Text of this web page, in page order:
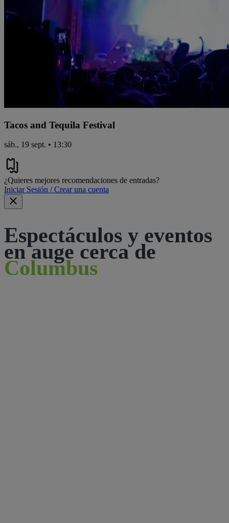
Tacos and Tequila Festival
sáb., 19 sept. • 13:30
¿Quieres mejores recomendaciones de entradas?
Iniciar Sesión / Crear una cuenta
Espectáculos y eventos
en auge cerca de
Columbus